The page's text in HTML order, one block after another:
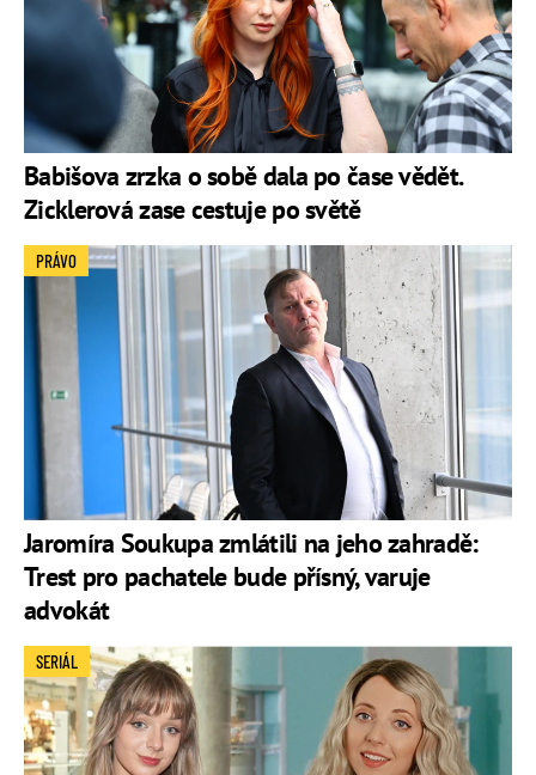
Babišova zrzka o sobě dala po čase vědět.
Zicklerová zase cestuje po světě
Jaromíra Soukupa zmlátili na jeho zahradě:
Trest pro pachatele bude přísný, varuje
advokát
PRÁVO
SERIÁL